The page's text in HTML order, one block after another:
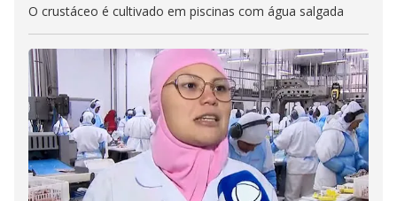
O crustáceo é cultivado em piscinas com água salgada